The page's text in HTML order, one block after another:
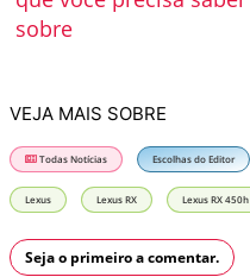
sobre
VEJA MAIS SOBRE
Todas Notícias Escolhas do Editor
Lexus Lexus RX Lexus RX 450h
Seja o primeiro a comentar.